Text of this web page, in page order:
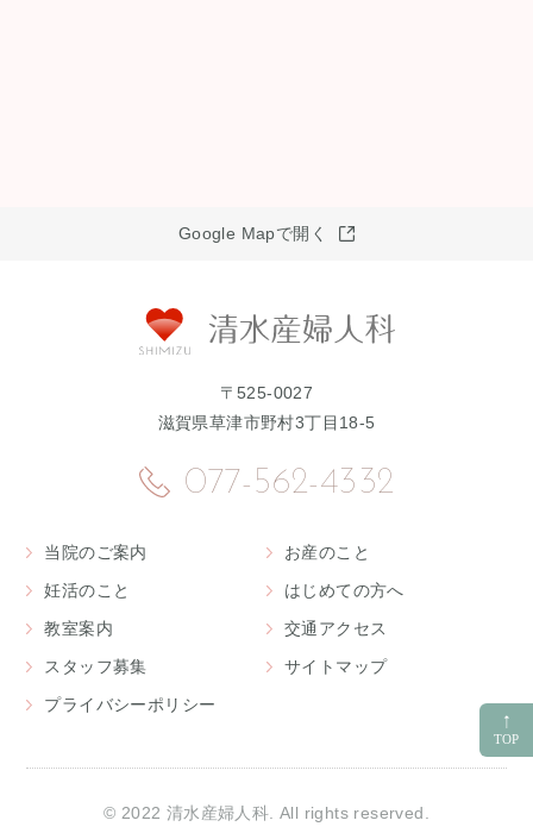
Google Mapで開く
〒525-0027
滋賀県草津市野村3丁目18-5
077-562-4332
当院のご案内
お産のこと
妊活のこと
はじめての方へ
教室案内
交通アクセス
スタッフ募集
サイトマップ
プライバシーポリシー
© 2022 清水産婦人科. All rights reserved.